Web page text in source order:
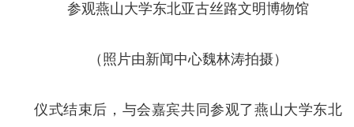
参观燕山大学东北亚古丝路文明博物馆
（照片由新闻中心魏林涛拍摄）
仪式结束后，与会嘉宾共同参观了燕山大学东北